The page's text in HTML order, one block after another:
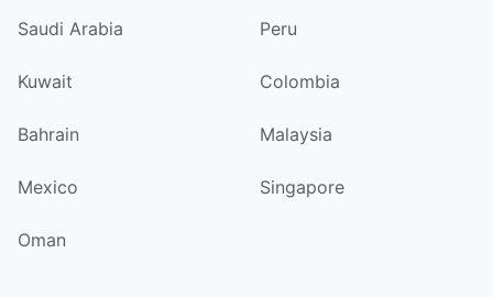
Saudi Arabia Peru
Kuwait Colombia
Bahrain Malaysia
Mexico Singapore
Oman